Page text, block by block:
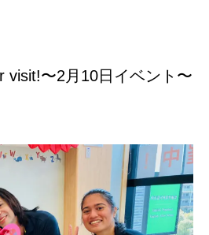
visit!〜2月10日イベント〜